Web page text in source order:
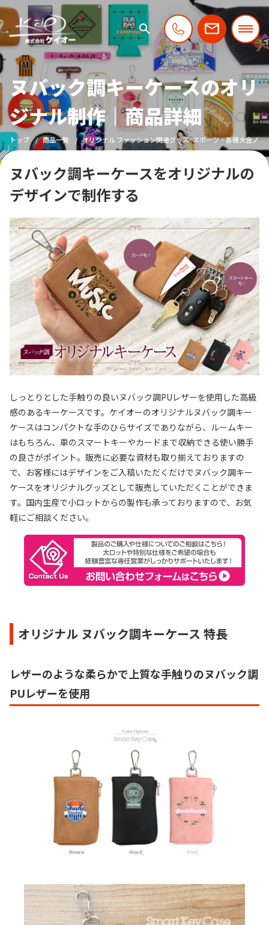
ヌバック調キーケースのオリ
ジナル制作｜商品詳細
トップ 商品一覧 オリジナル ファッション関連グッズ スポーツ・各種大会ノベ
ヌバック調キーケースをオリジナルの
デザインで制作する
しっとりとした手触りの良いヌバック調PUレザーを使用した高級
感のあるキーケースです。ケイオーのオリジナルヌバック調キー
ケースはコンパクトな手のひらサイズでありながら、ルームキー
はもちろん、車のスマートキーやカードまで収納できる使い勝手
の良さがポイント。販売に必要な資材も取り揃えておりますの
で、お客様にはデザインをご入稿いただくだけでヌバック調キー
ケースをオリジナルグッズとして販売していただくことができま
す。国内生産で小ロットからの製作も承っておりますので、お気
軽にご相談ください。
オリジナル ヌバック調キーケース 特長
レザーのような柔らかで上質な手触りのヌバック調
PUレザーを使用